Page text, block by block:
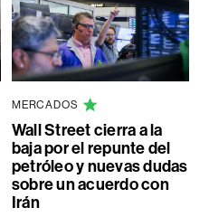
MERCADOS
Wall Street cierra a la
baja por el repunte del
petróleo y nuevas dudas
sobre un acuerdo con
Irán